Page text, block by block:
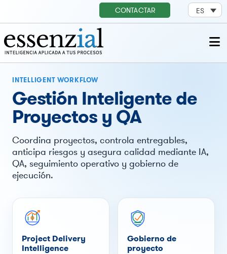
CONTACTAR ES
INTELLIGENT WORKFLOW
Gestión Inteligente de
Proyectos y QA
Coordina proyectos, controla entregables,
anticipa riesgos y asegura calidad mediante IA,
QA, seguimiento operativo y gobierno de
ejecución.
Project Delivery
Intelligence
Gobierno de
proyecto